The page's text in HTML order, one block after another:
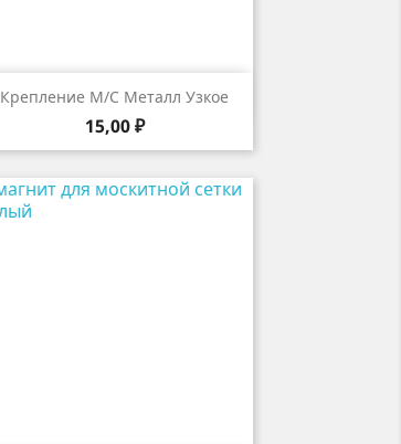
Крепление М/с Металл Узкое
Цена
15,00 ₽
 Быстрый просмотр